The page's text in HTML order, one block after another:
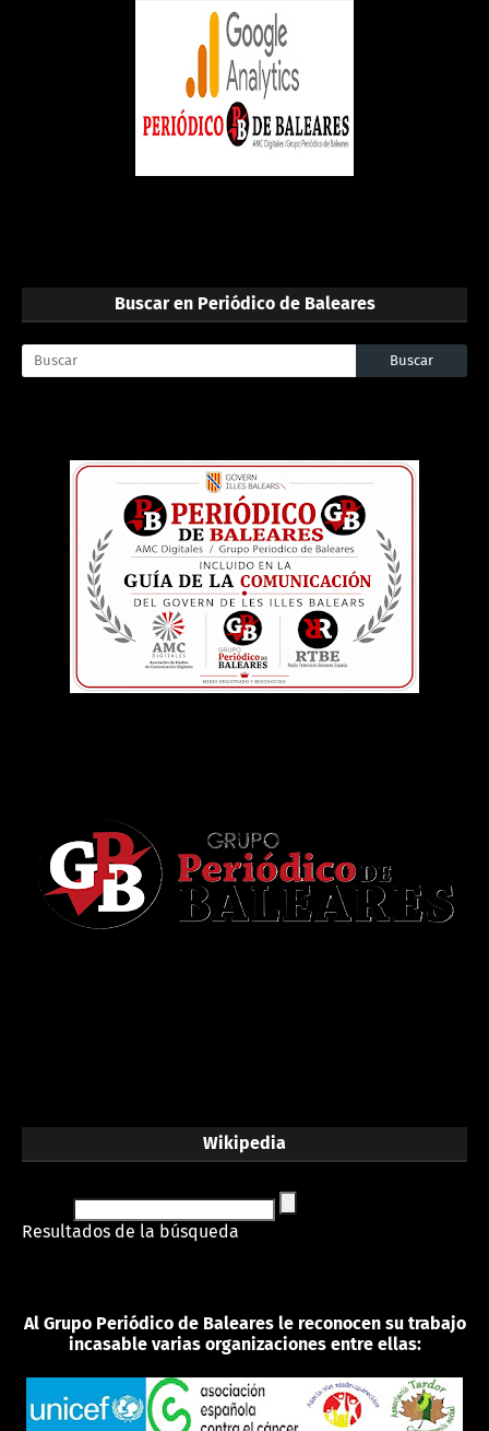
Buscar en Periódico de Baleares
Wikipedia
Resultados de la búsqueda
Al Grupo Periódico de Baleares le reconocen su trabajo
incasable varias organizaciones entre ellas: